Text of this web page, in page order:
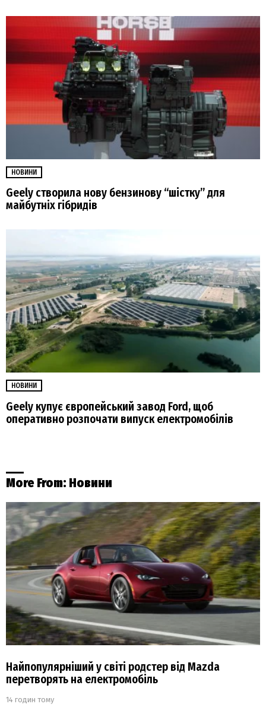
НОВИНИ
Geely створила нову бензинову “шістку” для
майбутніх гібридів
НОВИНИ
Geely купує європейський завод Ford, щоб
оперативно розпочати випуск електромобілів
More From: Новини
Найпопулярніший у світі родстер від Mazda
перетворять на електромобіль
14 годин тому